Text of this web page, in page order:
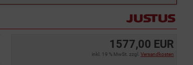
1577,00 EUR
inkl. 19 % MwSt. zzgl. Versandkosten